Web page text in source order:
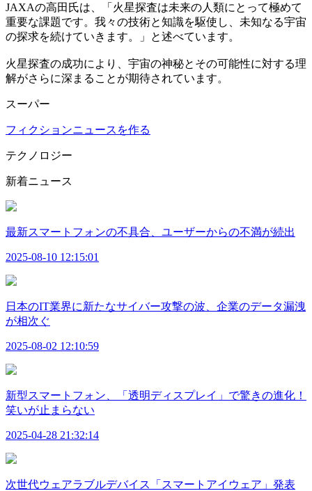
JAXAの高田氏は、「火星探査は未来の人類にとって極めて
重要な課題です。我々の技術と知識を駆使し、未知なる宇宙
の探求を続けていきます。」と述べています。
火星探査の成功により、宇宙の神秘とその可能性に対する理
解がさらに深まることが期待されています。
スーパー
フィクションニュースを作る
テクノロジー
新着ニュース
最新スマートフォンの不具合、ユーザーからの不満が続出
2025-08-10 12:15:01
日本のIT業界に新たなサイバー攻撃の波、企業のデータ漏洩
が相次ぐ
2025-08-02 12:10:59
新型スマートフォン、「透明ディスプレイ」で驚きの進化！
笑いが止まらない
2025-04-28 21:32:14
次世代ウェアラブルデバイス「スマートアイウェア」発表